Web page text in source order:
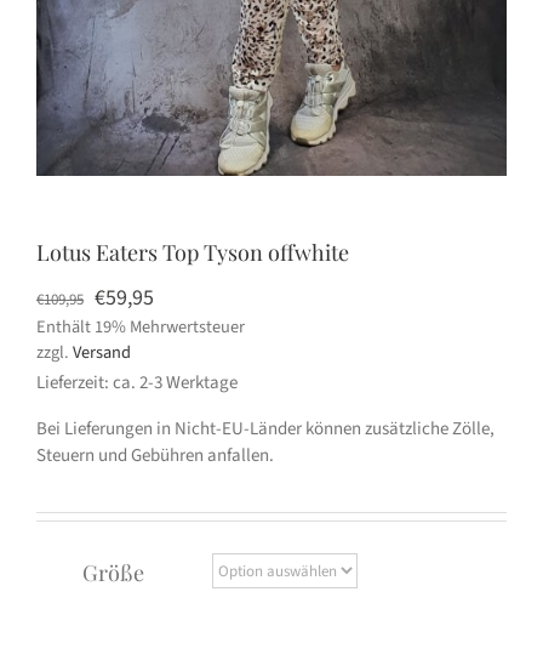
Lotus Eaters Top Tyson offwhite
€109,95 Ursprünglicher
Preis
war:
€109,95
€59,95
Preis
€59,95.
Enthält 19% Mehrwertsteuer
zzgl.Versand
Lieferzeit: ca. 2-3 Werktage
Bei Lieferungen in Nicht-EU-Länder können zusätzliche Zölle,
Steuern und Gebühren anfallen.
Größe